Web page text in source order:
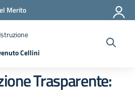
Merito
Cellini
Trasparente: